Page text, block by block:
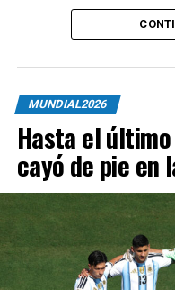
MUNDIAL2026
Hasta el
cayó de pie en